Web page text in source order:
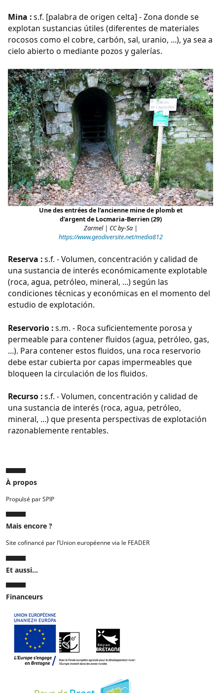
Mina :s.f. [palabra de origen celta] - Zona donde se
explotan sustancias útiles (diferentes de materiales
rocosos como el cobre, carbón, sal, uranio, …), ya sea a
cielo abierto o mediante pozos y galerías.
Une des entrées de l’ancienne mine de plomb et
d’argent de Locmaria-Berrien (29)
Zarmel | CC by-Sa |
https://www.geodiversite.net/media812
Reserva :s.f. - Volumen, concentración y calidad de
una sustancia de interés económicamente explotable
(roca, agua, petróleo, mineral, …) según las
condiciones técnicas y económicas en el momento del
estudio de explotación.
Reservorio :s.m. - Roca suficientemente porosa y
permeable para contener fluidos (agua, petróleo, gas,
…). Para contener estos fluidos, una roca reservorio
debe estar cubierta por capas impermeables que
bloqueen la circulación de los fluidos.
Recurso :s.f. - Volumen, concentración y calidad de
una sustancia de interés (roca, agua, petróleo,
mineral, …) que presenta perspectivas de explotación
razonablemente rentables.
À propos
Propulsé par SPIP
Mais encore ?
Site cofinancé par l’Union européenne via le FEADER
Et aussi...
Financeurs